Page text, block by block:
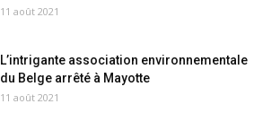
11 août 2021
L’intrigante association environnementale
du Belge arrêté à Mayotte
11 août 2021